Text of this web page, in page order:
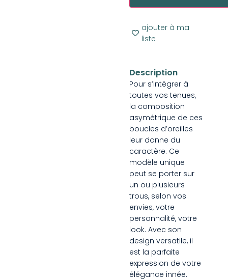
ajouter à ma
liste
Description
Pour s’intégrer à
toutes vos tenues,
la composition
asymétrique de ces
boucles d’oreilles
leur donne du
caractère. Ce
modèle unique
peut se porter sur
un ou plusieurs
trous, selon vos
envies, votre
personnalité, votre
look. Avec son
design versatile, il
est la parfaite
expression de votre
élégance innée.